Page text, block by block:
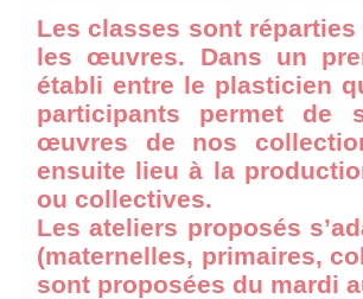
Les classes sont
les œuvres. Dans un
établi entre le plasticien
participants permet de
œuvres de nos
ensuite lieu à la
ou collectives.
Les ateliers proposés
(maternelles, primaires,
sont proposées du mardi